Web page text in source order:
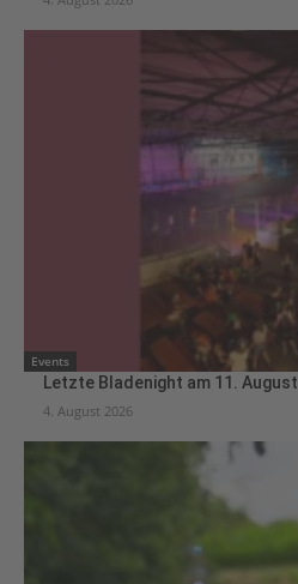
Events
Letzte Bladenight am 11. August
4. August 2026